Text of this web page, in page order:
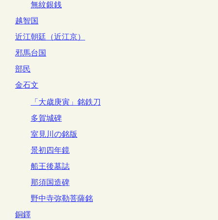
無紋銀銭
越智国
近江朝廷（近江京）
邪馬台国
部民
金石文
「大歳庚寅」銘鉄刀
多賀城碑
室見川の銘版
景初四年鏡
船王後墓誌
那須国造碑
野中寺弥勒菩薩銘
銅鐸